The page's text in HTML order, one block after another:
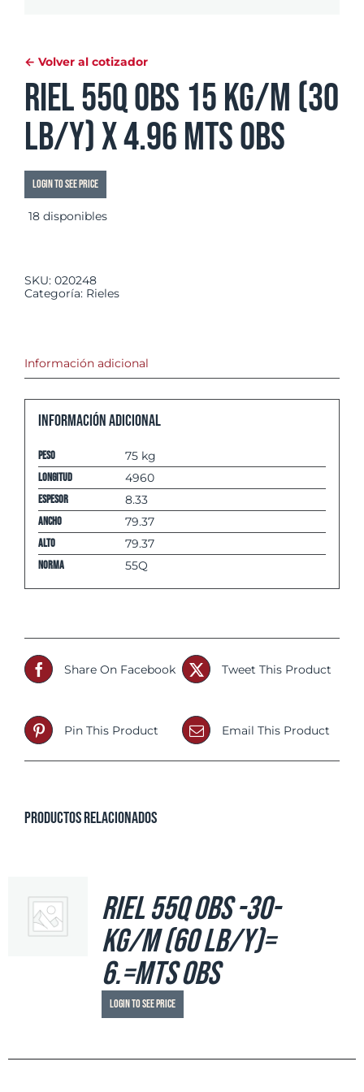
← Volver al cotizador
Riel 55Q OBS 15 Kg/m (30
Lb/y) x 4.96 mts OBS
Login to see price
18 disponibles
SKU: 020248
Categoría: Rieles
Información adicional
Información adicional
Peso 75 kg
Longitud 4960
espesor 8.33
Ancho 79.37
Alto 79.37
Norma 55Q
Share On Facebook Tweet This Product
Pin This Product Email This Product
Productos relacionados
Riel 55Q OBS -30-
Kg/m (60 Lb/y)=
6.=mts OBS
Login to see price